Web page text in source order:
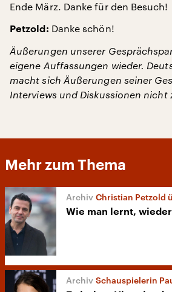
Ende März. Danke für den Besuch!
Petzold: Danke schön!
Äußerungen unserer
eigene Auffassungen wieder.
macht sich Äußerungen seiner
Interviews und Diskussionen nicht
Mehr zum Thema
Christian Petzold
Wie man lernt,
Schauspielerin